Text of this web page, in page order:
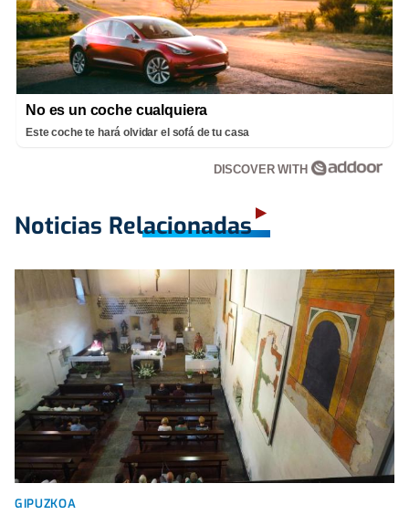
No es un coche cualquiera
Este coche te hará olvidar el sofá de tu casa
DISCOVER WITH
Noticias Relacionadas
GIPUZKOA